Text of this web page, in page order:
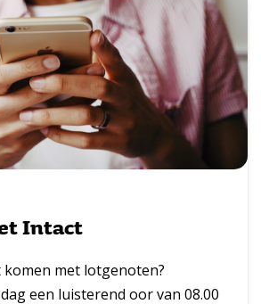
Intact
komen met lotgenoten?
een luisterend oor van 08.00